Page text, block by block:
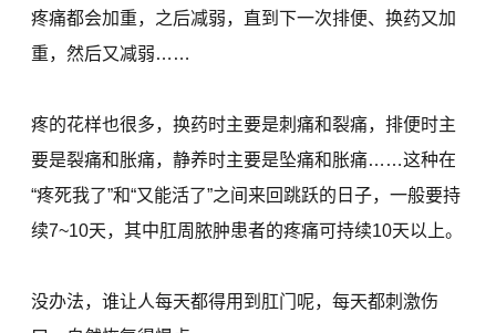
疼痛都会加重，之后减弱，直到下一次排便、换药又加
重，然后又减弱……
疼的花样也很多，换药时主要是刺痛和裂痛，排便时主
要是裂痛和胀痛，静养时主要是坠痛和胀痛……这种在
“疼死我了”和“又能活了”之间来回跳跃的日子，一般要持
续7~10天，其中肛周脓肿患者的疼痛可持续10天以上。
没办法，谁让人每天都得用到肛门呢，每天都刺激伤